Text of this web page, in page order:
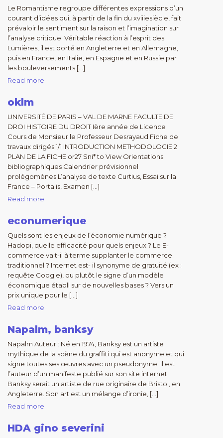
Le Romantisme regroupe différentes expressions d’un
courant d’idées qui, à partir de la fin du xviiiesiècle, fait
prévaloir le sentiment sur la raison et l’imagination sur
l’analyse critique. Véritable réaction à l’esprit des
Lumières, il est porté en Angleterre et en Allemagne,
puis en France, en Italie, en Espagne et en Russie par
les bouleversements […]
Read more
oklm
UNIVERSITÉ DE PARIS – VAL DE MARNE FACULTE DE
DROI HISTOIRE DU DROIT Ière année de Licence
Cours de Monsieur le Professeur Desrayaud Fiche de
travaux dirigés 1/1 INTRODUCTION METHODOLOGIE 2
PLAN DE LA FICHE or27 Sni* to View Orientations
bibliographiques Calendrier prévisionnel
prolégomènes L’analyse de texte Curtius, Essai sur la
France – Portalis, Examen […]
Read more
econumerique
Quels sont les enjeux de l’économie numérique ?
Hadopi, quelle efficacité pour quels enjeux ? Le E-
commerce va t-il à terme supplanter le commerce
traditionnel ? Internet est- il synonyme de gratuité (ex :
requête Google), ou plutôt le signe d’un modèle
économique établl sur de nouvelles bases ? Vers un
prix unique pour le […]
Read more
Napalm, banksy
Napalm Auteur : Né en 1974, Banksy est un artiste
mythique de la scène du graffiti qui est anonyme et qui
signe toutes ses œuvres avec un pseudonyme. Il est
l’auteur d’un manifeste publié sur son site internet.
Banksy serait un artiste de rue originaire de Bristol, en
Angleterre. Son art est un mélange d’ironie, […]
Read more
HDA gino severini